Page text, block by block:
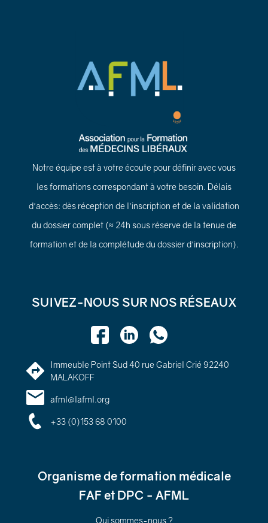
Notre équipe est à votre écoute pour définir avec vous
les formations correspondant à votre besoin. Délais
d'accès: dès réception de l'inscription et de la validation
du dossier complet (≈ 24h sous réserve de la tenue de
formation et de la complétude du dossier d'inscription).
SUIVEZ-NOUS SUR NOS RÉSEAUX
Immeuble Point Sud 40 rue Gabriel Crié 92240
MALAKOFF
afml@lafml.org
+33 (0)153 68 0100
Organisme de formation médicale
FAF et DPC - AFML
Qui sommes-nous ?